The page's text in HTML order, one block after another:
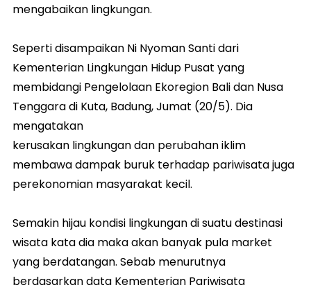
mengabaikan lingkungan.
Seperti disampaikan Ni Nyoman Santi dari
Kementerian Lingkungan Hidup Pusat yang
membidangi Pengelolaan Ekoregion Bali dan Nusa
Tenggara di Kuta, Badung, Jumat (20/5). Dia
mengatakan
kerusakan lingkungan dan perubahan iklim
membawa dampak buruk terhadap pariwisata juga
perekonomian masyarakat kecil.
Semakin hijau kondisi lingkungan di suatu destinasi
wisata kata dia maka akan banyak pula market
yang berdatangan. Sebab menurutnya
berdasarkan data Kementerian Pariwisata